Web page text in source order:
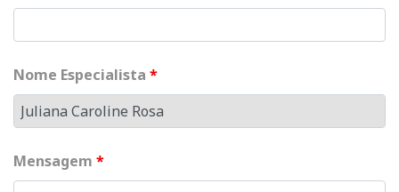
Nome Especialista *
Mensagem *